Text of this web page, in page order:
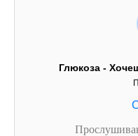
Глюкоза -